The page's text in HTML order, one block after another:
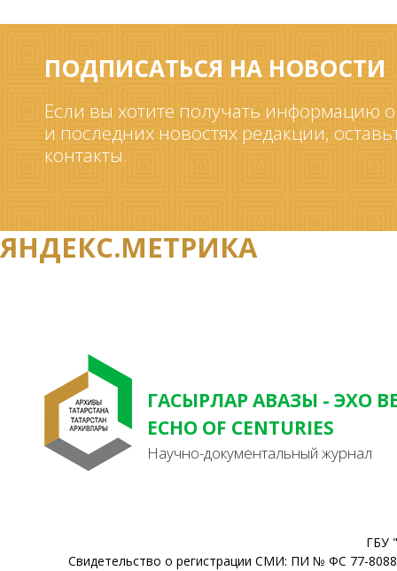
ПОДПИСАТЬСЯ НА НОВОСТИ
Если вы хотите получать информацию
и последних новостях редакции,
контакты.
ЯНДЕКС.МЕТРИКА
ГАСЫРЛАР АВАЗЫ - ЭХО
ECHO OF CENTURIES
Научно-документальный журнал
ГБУ
Свидетельство о регистрации СМИ: ПИ № ФС 77-